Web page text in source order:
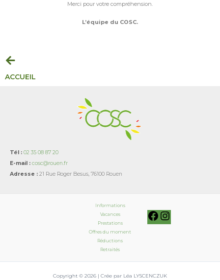
Merci pour votre compréhension.
L’équipe du COSC.
ACCUEIL
Tél : 02 35 08 87 20
E-mail : cosc@rouen.fr
Adresse : 21 Rue Roger Besus, 76100 Rouen
Informations
Vacances
Prestations
Offres du moment
Réductions
Retraités
Copyright © 2026 | Crée par Léa LYSCENCZUK